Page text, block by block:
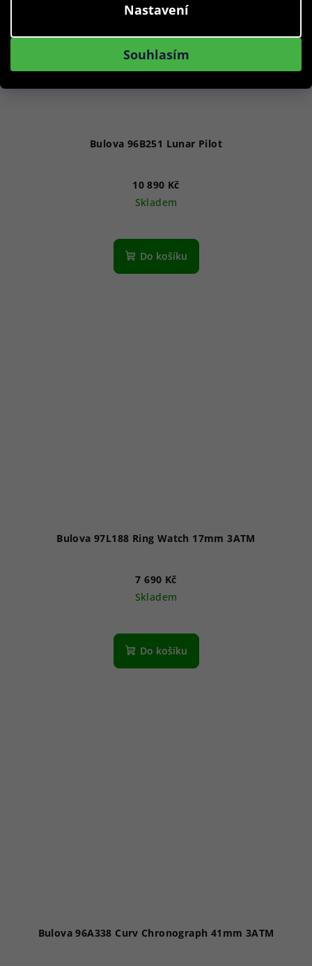
Nastavení
Souhlasím
Bulova 96B251 Lunar Pilot
10 890 Kč
Skladem
hodnocení
produktu
Do košíku
Bulova 97L188 Ring Watch 17mm 3ATM
7 690 Kč
Skladem
Do košíku
Bulova 96A338 Curv Chronograph 41mm 3ATM